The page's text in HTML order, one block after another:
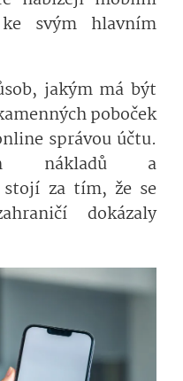
svým hlavním
jakým má být
poboček
správou účtu.
nákladů a
stojí za tím, že se
dokázaly